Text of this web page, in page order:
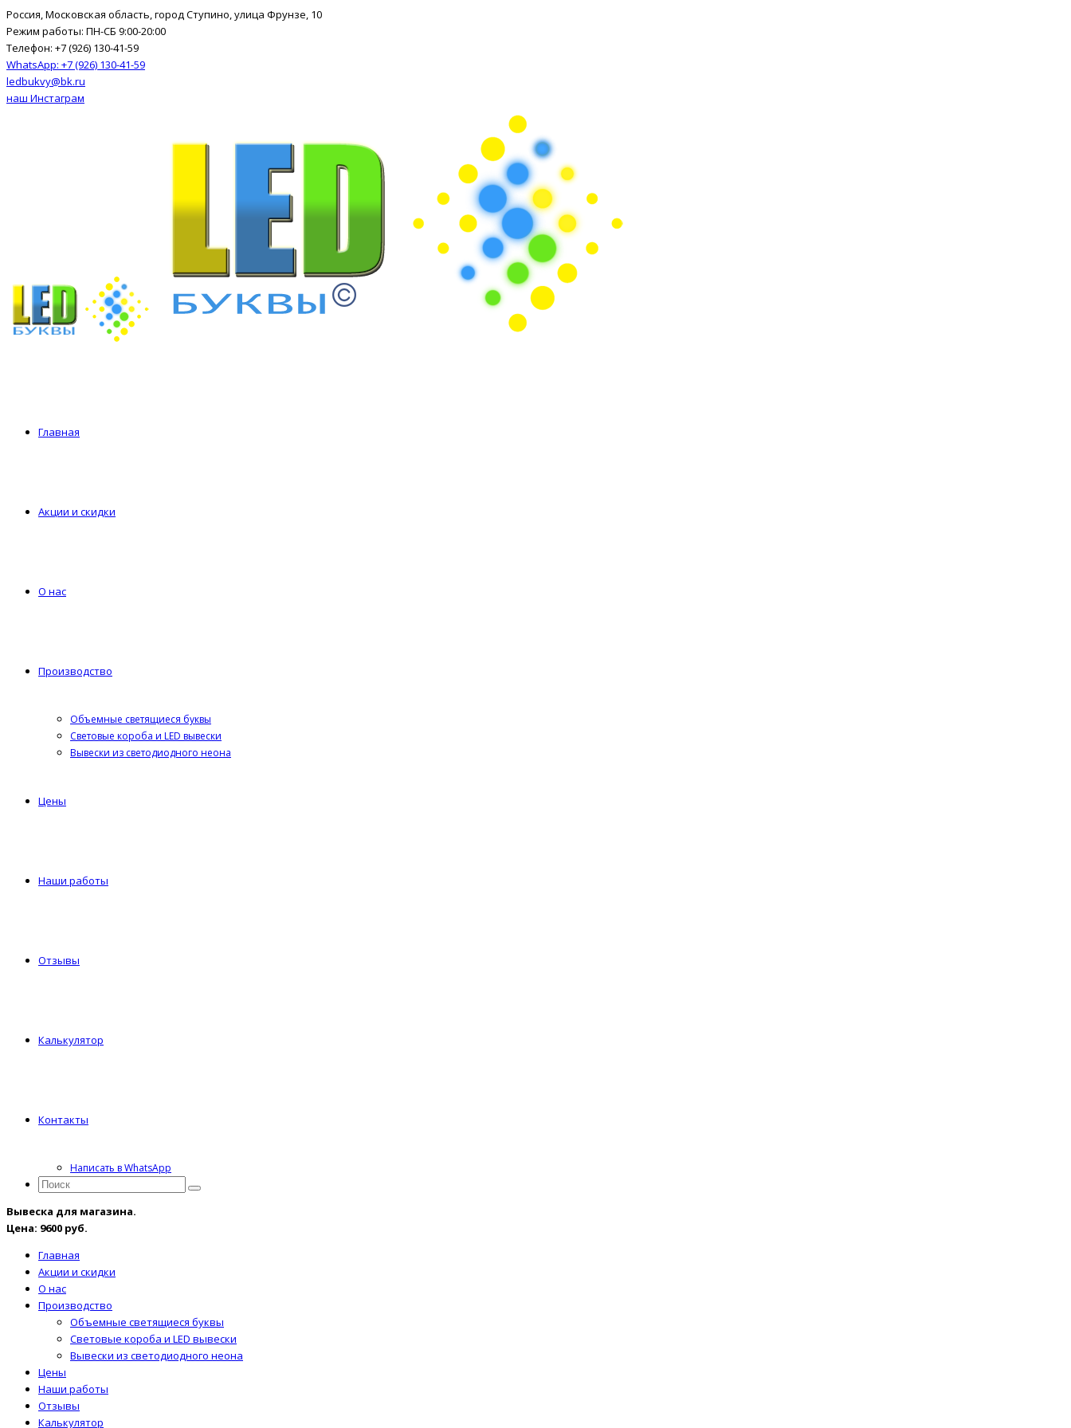
Россия, Московская область, город Ступино, улица Фрунзе, 10
Режим работы: ПН-СБ 9:00-20:00
Телефон: +7 (926) 130-41-59
WhatsApp: +7 (926) 130-41-59
ledbukvy@bk.ru
наш Инстаграм
Главная
Акции и скидки
О нас
Производство
Объемные светящиеся буквы
Световые короба и LED вывески
Вывески из светодиодного неона
Цены
Наши работы
Отзывы
Калькулятор
Контакты
Написать в WhatsApp
Вывеска для магазина.
Цена: 9600 руб.
Главная
Акции и скидки
О нас
Производство
Объемные светящиеся буквы
Световые короба и LED вывески
Вывески из светодиодного неона
Цены
Наши работы
Отзывы
Калькулятор